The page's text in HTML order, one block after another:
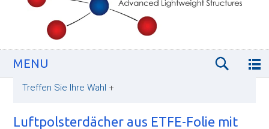
MENU
Treffen Sie Ihre Wahl +
Luftpolsterdächer aus ETFE-Folie mit